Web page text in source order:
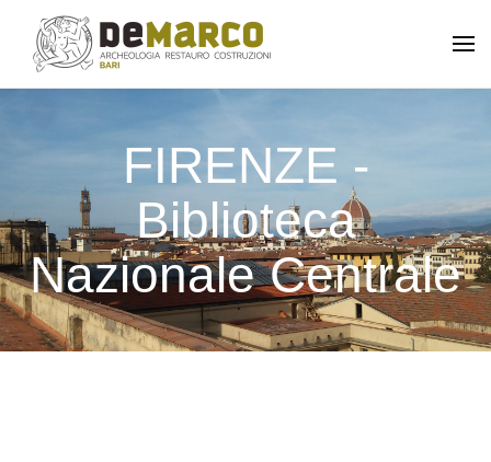
Skip to main content
FIRENZE -
Biblioteca
Nazionale Centrale